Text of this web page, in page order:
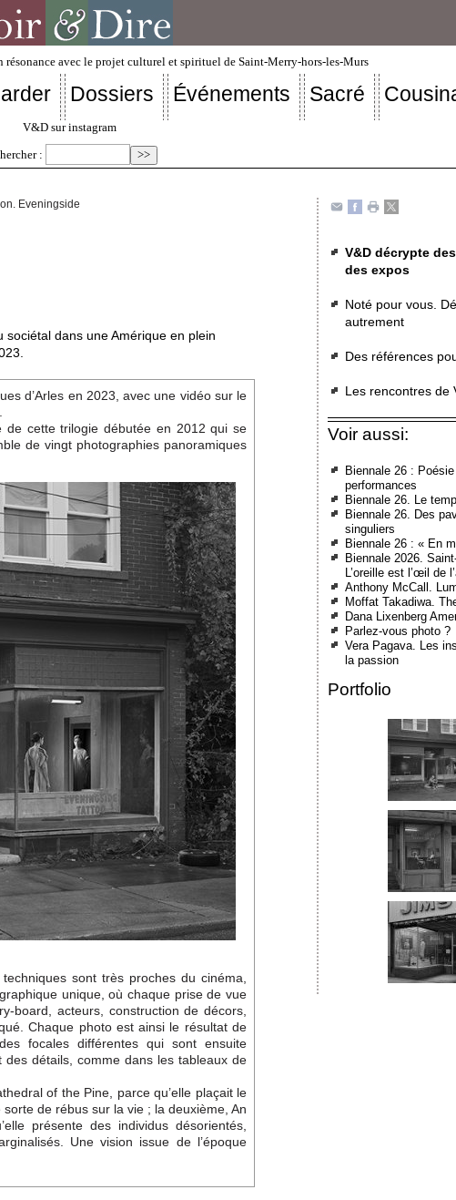
résonance avec le projet culturel et spirituel de Saint-Merry-hors-les-Murs
Dossiers Événements Sacré
V&D sur instagram
:
Eveningside
sociétal dans une Amérique en plein
d’Arles en 2023, avec une vidéo sur le
de cette trilogie débutée en 2012 qui se
de vingt photographies panoramiques
sont très proches du cinéma,
unique, où chaque prise de vue
board, acteurs, construction de décors,
Chaque photo est ainsi le résultat de
focales différentes qui sont ensuite
détails, comme dans les tableaux de
of the Pine, parce qu’elle plaçait le
de rébus sur la vie ; la deuxième, An
présente des individus désorientés,
Une vision issue de l’époque
V&D décrypte
des expos
Noté pour vous.
autrement
Des références
Les rencontres de
Voir aussi:
Biennale 26 :
performances
Biennale 26. Le
Biennale 26. Des
singuliers
Biennale 26 : « En
Biennale 2026.
L’oreille est l’œil de
Anthony McCall.
Moffat Takadiwa.
Dana Lixenberg
Parlez-vous photo ?
Vera Pagava. Les
la passion
Portfolio